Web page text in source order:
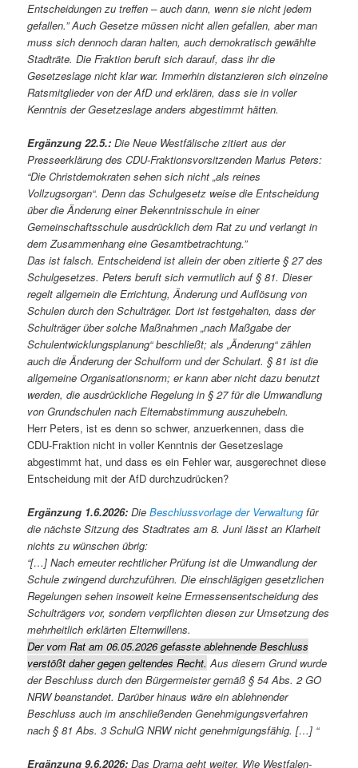
Entscheidungen zu treffen – auch dann, wenn sie nicht jedem
gefallen.” Auch Gesetze müssen nicht allen gefallen, aber man
muss sich dennoch daran halten, auch demokratisch gewählte
Stadträte. Die Fraktion beruft sich darauf, dass ihr die
Gesetzeslage nicht klar war. Immerhin distanzieren sich einzelne
Ratsmitglieder von der AfD und erklären, dass sie in voller
Kenntnis der Gesetzeslage anders abgestimmt hätten.
Ergänzung 22.5.:Die Neue Westfälische zitiert aus der
Presseerklärung des CDU-Fraktionsvorsitzenden Marius Peters:
“Die Christdemokraten sehen sich nicht „als reines
Vollzugsorgan“. Denn das Schulgesetz weise die Entscheidung
über die Änderung einer Bekenntnisschule in einer
Gemeinschaftsschule ausdrücklich dem Rat zu und verlangt in
dem Zusammenhang eine Gesamtbetrachtung.”
Das ist falsch. Entscheidend ist allein der oben zitierte § 27 des
Schulgesetzes. Peters beruft sich vermutlich auf § 81. Dieser
regelt allgemein die Errichtung, Änderung und Auflösung von
Schulen durch den Schulträger. Dort ist festgehalten, dass der
Schulträger über solche Maßnahmen „nach Maßgabe der
Schulentwicklungsplanung“ beschließt; als „Änderung“ zählen
auch die Änderung der Schulform und der Schulart. § 81 ist die
allgemeine Organisationsnorm; er kann aber nicht dazu benutzt
werden, die ausdrückliche Regelung in § 27 für die Umwandlung
von Grundschulen nach Elternabstimmung auszuhebeln.
Herr Peters, ist es denn so schwer, anzuerkennen, dass die
CDU-Fraktion nicht in voller Kenntnis der Gesetzeslage
abgestimmt hat, und dass es ein Fehler war, ausgerechnet diese
Entscheidung mit der AfD durchzudrücken?
Ergänzung 1.6.2026:DieBeschlussvorlage der Verwaltung für
die nächste Sitzung des Stadtrates am 8. Juni lässt an Klarheit
nichts zu wünschen übrig:
“[…] Nach erneuter rechtlicher Prüfung ist die Umwandlung der
Schule zwingend durchzuführen. Die einschlägigen gesetzlichen
Regelungen sehen insoweit keine Ermessensentscheidung des
Schulträgers vor, sondern verpflichten diesen zur Umsetzung des
mehrheitlich erklärten Elternwillens.
Der vom Rat am 06.05.2026 gefasste ablehnende Beschluss
verstößt daher gegen geltendes Recht. Aus diesem Grund wurde
der Beschluss durch den Bürgermeister gemäß § 54 Abs. 2 GO
NRW beanstandet. Darüber hinaus wäre ein ablehnender
Beschluss auch im anschließenden Genehmigungsverfahren
nach § 81 Abs. 3 SchulG NRW nicht genehmigungsfähig. […] “
Ergänzung 9.6.2026: Das Drama geht weiter. Wie Westfalen-